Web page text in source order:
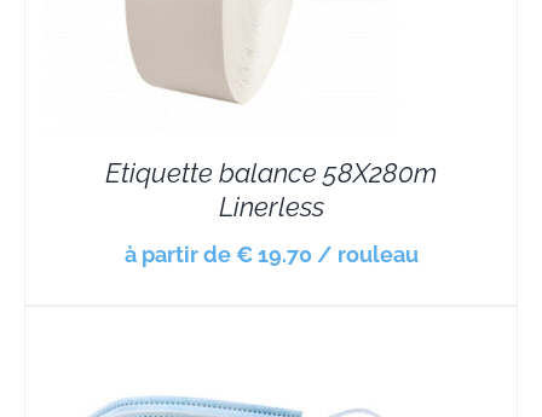
Etiquette balance 58X280m
Linerless
à partir de € 19.70 / rouleau